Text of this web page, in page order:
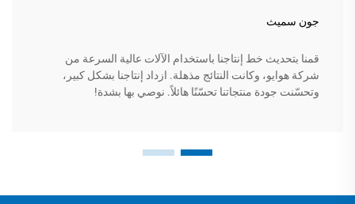
جون سميث
قمنا بتحديث خط إنتاجنا باستخدام الآلات عالية السرعة من
شركة هوايو، وكانت النتائج مذهلة. ازداد إنتاجنا بشكل كبير،
وتحسّنت جودة منتجاتنا تحسّنًا هائلاً. نوصي بها بشدة!